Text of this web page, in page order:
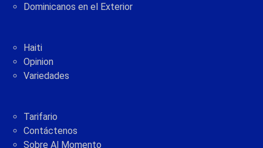
Dominicanos en el Exterior
Haiti
Opinion
Variedades
Tarifario
Contáctenos
Sobre Al Momento